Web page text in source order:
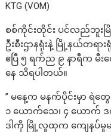
KTG (VOM)
စစ်ကိုင်းတိုင်း ပင်လည်ဘူးမ
ဦးစီးဌာနရုံးနဲ့ မြို့နယ်တရ
ဧပြီ ၅ ရက်ည ၉ နာရီက
နေ သိရပါတယ်။
” မနေ့က မနက်ပိုင်းမှာ ရဲ
၁ ယောက်သေ၊ ၄ ယောက်
ဒါကို မြို့လူထုက ကျေနပ်